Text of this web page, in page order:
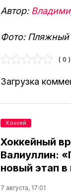
Автор:
Фото: Пляжный
( 0 )
Загрузка
Хоккейный
Валиуллин:
новый этап
7 августа, 17:01
Хоккей